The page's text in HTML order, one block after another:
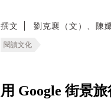
撰文 劉克襄（文）、陳
閱讀文化
用 Google 街景